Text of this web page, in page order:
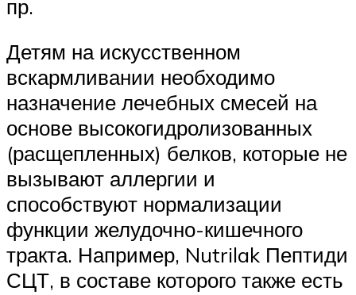
пр.
Детям на искусственном
вскармливании необходимо
назначение лечебных смесей на
основе высокогидролизованных
(расщепленных) белков, которые не
вызывают аллергии и
способствуют нормализации
функции желудочно-кишечного
тракта. Например, Nutrilak Пептиди
СЦТ, в составе которого также есть